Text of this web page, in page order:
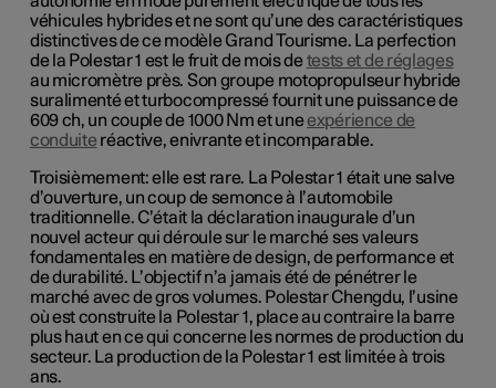
véhicules hybrides et ne sont qu’une des caractéristiques
distinctives de ce modèle Grand Tourisme. La perfection
de la Polestar 1 est le fruit de mois detests et de réglages
au micromètre près. Son groupe motopropulseur hybride
suralimenté et turbocompressé fournit une puissance de
609 ch, un couple de 1000 Nm et uneexpérience de
conduite réactive, enivrante et incomparable.
Troisièmement: elle est rare. La Polestar 1 était une salve
d’ouverture, un coup de semonce à l’automobile
traditionnelle. C’était la déclaration inaugurale d’un
nouvel acteur qui déroule sur le marché ses valeurs
fondamentales en matière de design, de performance et
de durabilité. L’objectif n’a jamais été de pénétrer le
marché avec de gros volumes. Polestar Chengdu, l’usine
où est construite la Polestar 1, place au contraire la barre
plus haut en ce qui concerne les normes de production du
secteur. La production de la Polestar 1 est limitée à trois
ans.